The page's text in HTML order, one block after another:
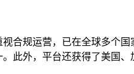
合规运营，已在全球多个
此外，平台还获得了美国